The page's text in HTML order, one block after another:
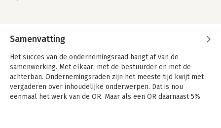
Samenvatting
Het succes van de ondernemingsraad hangt af van de
samenwerking. Met elkaar, met de bestuurder en met de
achterban. Ondernemingsraden zijn het meeste tijd kwijt met
vergaderen over inhoudelijke onderwerpen. Dat is nou
eenmaal het werk van de OR. Maar als een OR daarnaast 5%